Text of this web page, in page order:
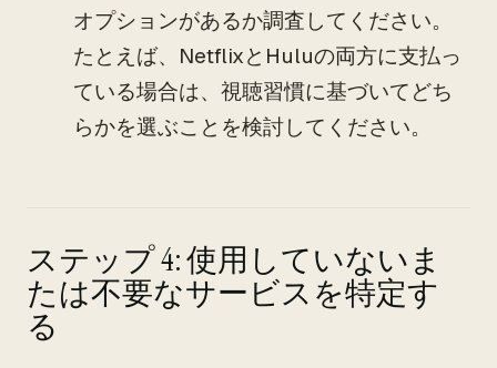
オプションがあるか調査してください。
たとえば、NetflixとHuluの両方に支払っ
ている場合は、視聴習慣に基づいてどち
らかを選ぶことを検討してください。
ステップ 4: 使用していないま
たは不要なサービスを特定す
る